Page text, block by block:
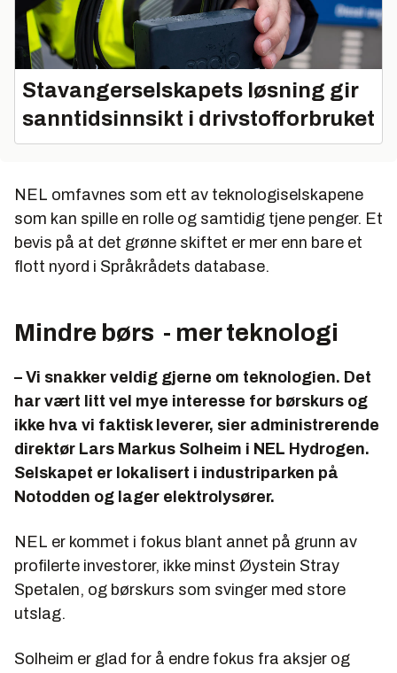
Stavangerselskapets løsning gir
sanntidsinnsikt i drivstofforbruket
NEL omfavnes som ett av teknologiselskapene
som kan spille en rolle og samtidig tjene penger. Et
bevis på at det grønne skiftet er mer enn bare et
flott nyord i Språkrådets database.
Mindre børs - mer teknologi
– Vi snakker veldig gjerne om teknologien. Det
har vært litt vel mye interesse for børskurs og
ikke hva vi faktisk leverer, sier administrerende
direktør Lars Markus Solheim i NEL Hydrogen.
Selskapet er lokalisert i industriparken på
Notodden og lager elektrolysører.
NEL er kommet i fokus blant annet på grunn av
profilerte investorer, ikke minst Øystein Stray
Spetalen, og børskurs som svinger med store
utslag.
Solheim er glad for å endre fokus fra aksjer og